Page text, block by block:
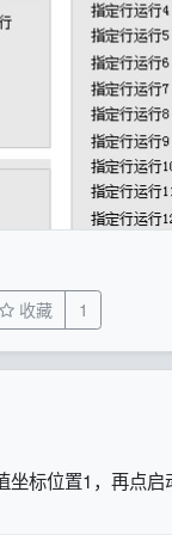
收藏 1
标位置1，再点